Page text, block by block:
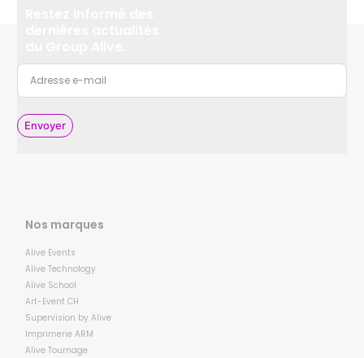
Envoyer
Nos marques
Alive Events
Alive Technology
Alive School
Art-Event CH
Supervision by Alive
Imprimerie ARM
Alive Tournage